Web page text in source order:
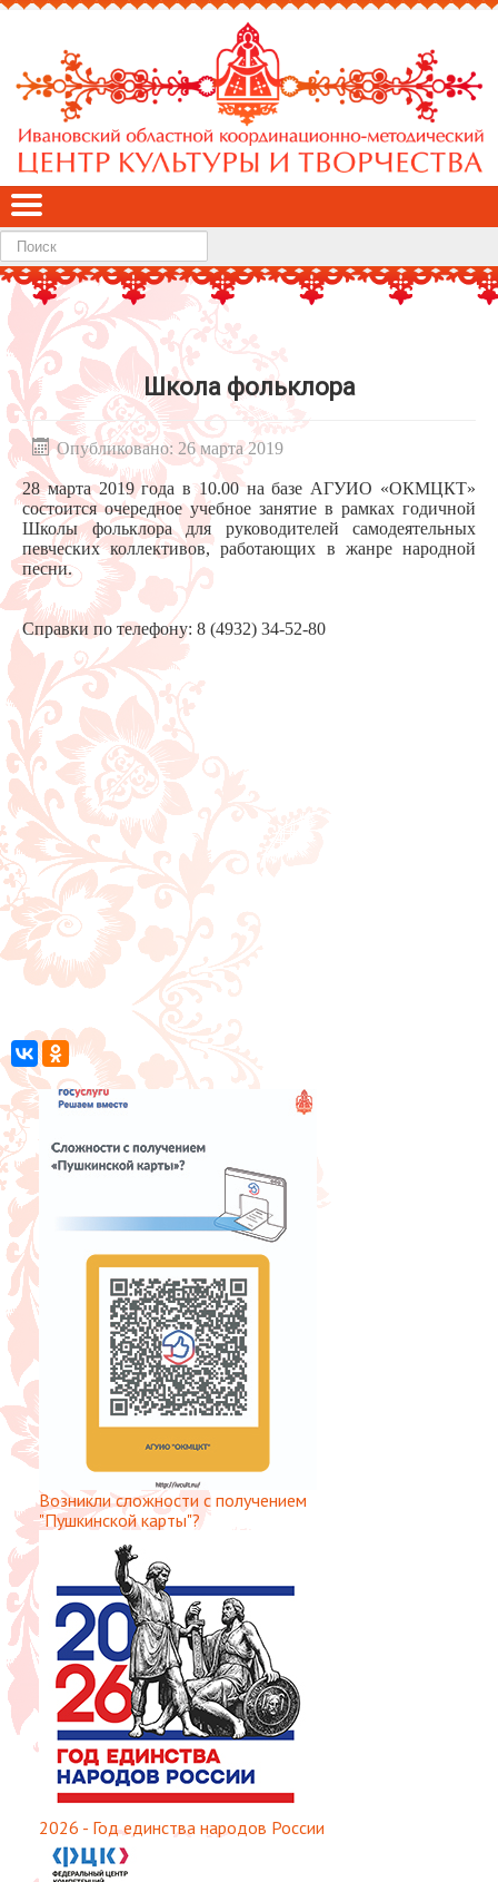
Найти
Школа фольклора
Опубликовано: 26 марта 2019
28 марта 2019 года в 10.00 на базе АГУИО «ОКМЦКТ»
состоится очередное учебное занятие в рамках годичной
Школы фольклора для руководителей самодеятельных
певческих коллективов, работающих в жанре народной
песни.
Справки по телефону: 8 (4932) 34-52-80
Возникли сложности с получением
"Пушкинской карты"?
2026 - Год единства народов России